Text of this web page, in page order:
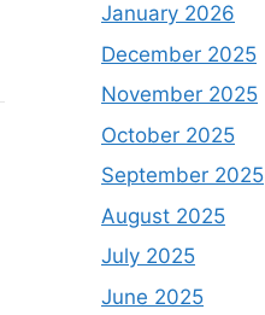
January 2026
December 2025
November 2025
October 2025
September 2025
August 2025
July 2025
June 2025